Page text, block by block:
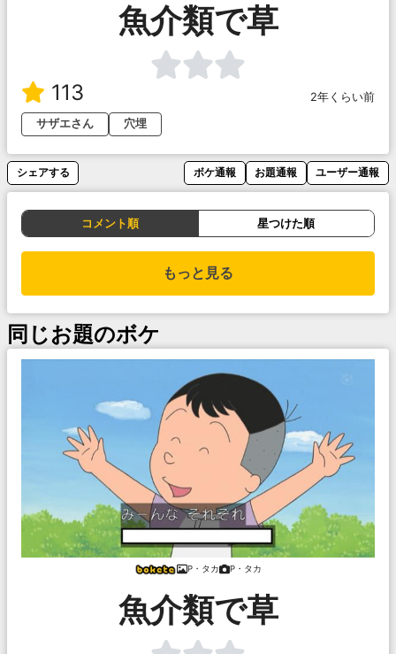
魚介類で草
113
2年くらい前
サザエさん
穴埋
シェアする ボケ通報 お題通報 ユーザー通報
コメント順 星つけた順
もっと見る
同じお題のボケ
P・タカ P・タカ
魚介類で草